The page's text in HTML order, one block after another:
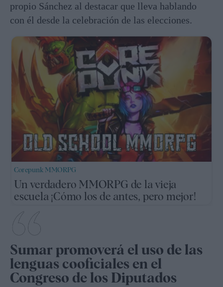
propio Sánchez al destacar que lleva hablando
con él desde la celebración de las elecciones.
Corepunk MMORPG
Un verdadero MMORPG de la vieja
escuela ¡Cómo los de antes, pero mejor!
Sumar promoverá el uso de las
lenguas cooficiales en el
Congreso de los Diputados